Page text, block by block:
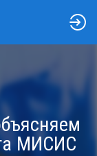
МИСИС